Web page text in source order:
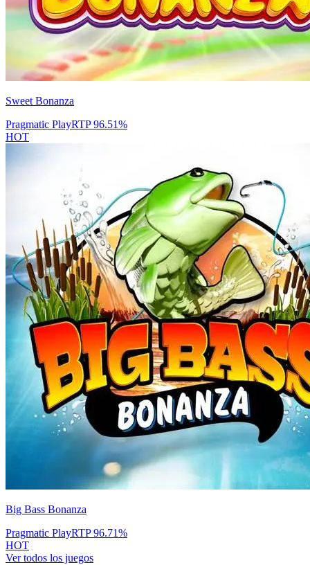
Sweet Bonanza
Pragmatic PlayRTP96.51%
HOT
Big Bass Bonanza
Pragmatic PlayRTP96.71%
HOT
Ver todos los juegos